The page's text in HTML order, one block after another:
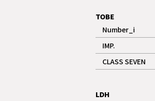
TOBE
Number_i
記事
IMP.
記事
CLASS SEVEN
記事
LDH